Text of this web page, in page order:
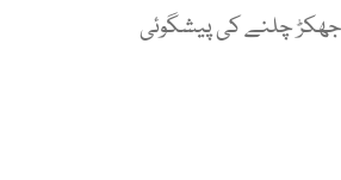
جھکڑ چلنے کی پیشگوئی